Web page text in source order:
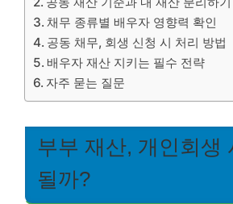
채무 종류별 배우자 영향력 확인
공동 채무, 회생 신청 시 처리 방법
배우자 재산 지키는 필수 전략
자주 묻는 질문
부부 재산, 개인회생
될까?